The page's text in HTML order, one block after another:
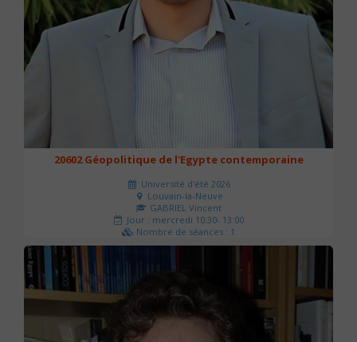
20602 Géopolitique de l'Egypte contemporaine
Université d'été 2026
Louvain-la-Neuve
GABRIEL Vincent
Jour : mercredi 10:30- 13:00
Nombre de séances : 1
21 €